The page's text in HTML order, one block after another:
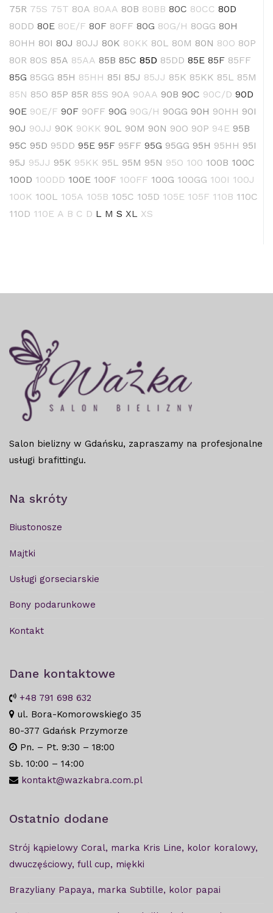
75R 75S 75T 80A 80AA 80B 80BB 80C 80CC 80D
80DD 80E 80E/F 80F 80FF 80G 80G/H 80GG 80H
80HH 80I 80J 80JJ 80K 80KK 80L 80M 80N 80O 80P
80R 80S 85A 85AA 85B 85C 85D 85DD 85E 85F 85FF
85G 85GG 85H 85HH 85I 85J 85JJ 85K 85KK 85L
85M
85N 85O 85P 85R 85S 90A 90AA 90B 90C 90C/D 90D
90E 90E/F 90F 90FF 90G 90G/H 90GG 90H 90HH 90I
90J 90JJ 90K 90KK 90L 90M 90N 90O 90P 94E 95B
95C 95D 95DD 95E 95F 95FF 95G 95GG 95H 95HH 95I
95J 95JJ 95K 95KK 95L 95M 95N 95O 100 100B 100C
100D 100DD 100E 100F 100FF 100G 100GG 100I 100J
100K 100L 105A 105B 105C 105D 105E 105F 110B 110C
110D 110E A B C D L M S XL XS
Salon bielizny w Gdańsku, zapraszamy na profesjonalne
usługi brafittingu.
Na skróty
Biustonosze
Majtki
Usługi gorseciarskie
Bony podarunkowe
Kontakt
Dane kontaktowe
+48 791 698 632
ul. Bora-Komorowskiego 35
80-377 Gdańsk Przymorze
Pn. – Pt. 9:30 – 18:00
Sb. 10:00 – 14:00
kontakt@wazkabra.com.pl
Ostatnio dodane
Strój kąpielowy Coral, marka Kris Line, kolor koralowy,
dwuczęściowy, full cup, miękki
Brazyliany Papaya, marka Subtille, kolor papai